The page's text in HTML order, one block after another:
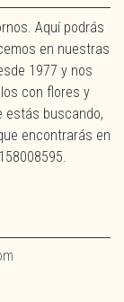
Aquí podrás
en nuestras
1977 y nos
con flores y
estás buscando,
encontrarás en